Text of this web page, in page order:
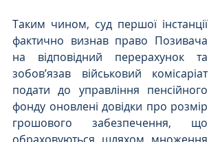
Таким чином, суд першої інстанції
фактично визнав право Позивача
на відповідний перерахунок та
зобов’язав військовий комісаріат
подати до управління пенсійного
фонду оновлені довідки про розмір
грошового забезпечення, що